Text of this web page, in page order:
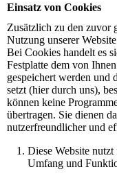
Einsatz von Cookies
Zusätzlich zu den zuvor
Nutzung unserer
Bei Cookies handelt es
Festplatte dem von
gespeichert werden und
setzt (hier durch uns),
können keine
übertragen. Sie dienen
nutzerfreundlicher und
Diese Website
Umfang und